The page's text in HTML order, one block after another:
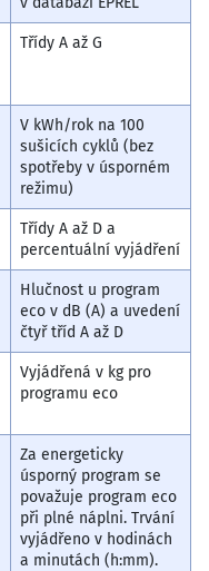
Třídy A až G
V kWh/rok na 100
sušicích cyklů (bez
spotřeby v úsporném
režimu)
Třídy A až D a
percentuální vyjádření
Hlučnost u program
eco v dB (A) a uvedení
čtyř tříd A až D
Vyjádřená v kg pro
programu eco
Za energeticky
úsporný program se
považuje program eco
při plné náplni. Trvání
vyjádřeno v hodinách
a minutách (h:mm).